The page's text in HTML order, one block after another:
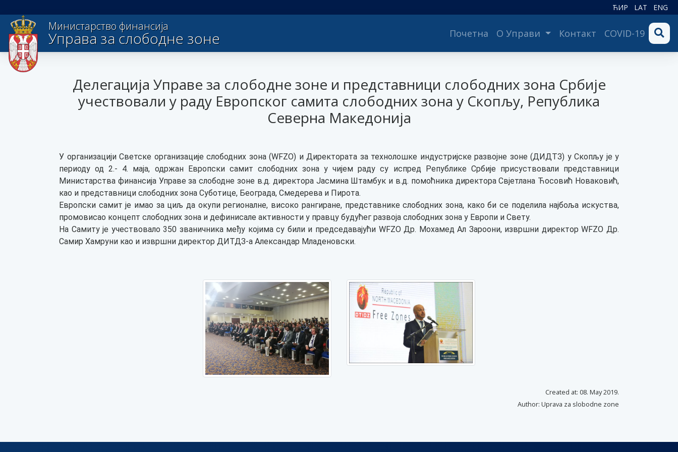
ЋИР LAT ENG
Министарство финансија
Управа за слободне зоне Почетна (current)
О Управи Контакт COVID-19
Делегација Управе за слободне зоне и представници слободних зона Србије
учествовали у раду Европског самита слободних зона у Скопљу, Република
Северна Македонија
У организацији Светске организације слободних зона (WFZO) и Директората за технолошке индустријске развојне зоне (ДИДТЗ) у Скопљу је у
периоду од 2.- 4. маја, одржан Европски самит слободних зона у чијем раду су испред Републике Србије присуствовали представници
Министарства финансија Управе за слободне зоне в.д. директора Јасмина Штамбук и в.д. помоћника директора Свјетлана Ћосовић Новаковић,
као и представници слободних зона Суботице, Београда, Смедерева и Пирота.
Европски самит је имао за циљ да окупи регионалне, високо рангиране, представнике слободних зона, како би се поделила најбоља искуства,
промовисао концепт слободних зона и дефинисале активности у правцу будућег развоја слободних зона у Европи и Свету.
На Самиту је учествовало 350 званичника међу којима су били и председавајући WFZO Др. Мохамед Ал Зароони, извршни директор WFZO Др.
Самир Хамруни као и извршни директор ДИТДЗ-а Александар Младеновски.
Created at: 08. May 2019.
Author: Uprava za slobodne zone